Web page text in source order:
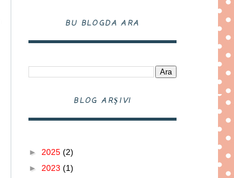
BU BLOGDA ARA
BLOG ARŞIVI
► 2025 (2)
► 2023 (1)